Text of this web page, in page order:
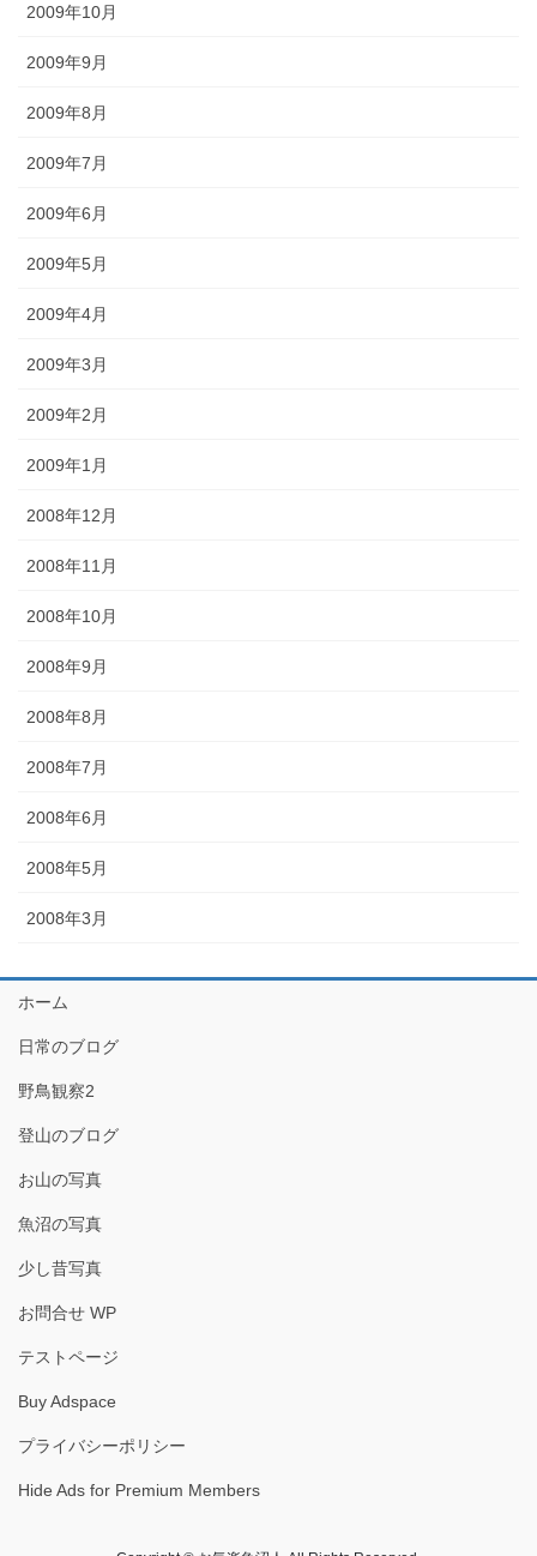
2009年10月
2009年9月
2009年8月
2009年7月
2009年6月
2009年5月
2009年4月
2009年3月
2009年2月
2009年1月
2008年12月
2008年11月
2008年10月
2008年9月
2008年8月
2008年7月
2008年6月
2008年5月
2008年3月
ホーム
日常のブログ
野鳥観察2
登山のブログ
お山の写真
魚沼の写真
少し昔写真
お問合せ WP
テストページ
Buy Adspace
プライバシーポリシー
Hide Ads for Premium Members